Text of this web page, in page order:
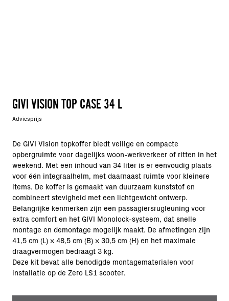
GIVI VISION TOP CASE 34 L
Adviesprijs
De GIVI Vision topkoffer biedt veilige en compacte
opbergruimte voor dagelijks woon-werkverkeer of ritten in het
weekend. Met een inhoud van 34 liter is er eenvoudig plaats
voor één integraalhelm, met daarnaast ruimte voor kleinere
items. De koffer is gemaakt van duurzaam kunststof en
combineert stevigheid met een lichtgewicht ontwerp.
Belangrijke kenmerken zijn een passagiersrugleuning voor
extra comfort en het GIVI Monolock-systeem, dat snelle
montage en demontage mogelijk maakt. De afmetingen zijn
41,5 cm (L) × 48,5 cm (B) × 30,5 cm (H) en het maximale
draagvermogen bedraagt 3 kg.
Deze kit bevat alle benodigde montagematerialen voor
installatie op de Zero LS1 scooter.